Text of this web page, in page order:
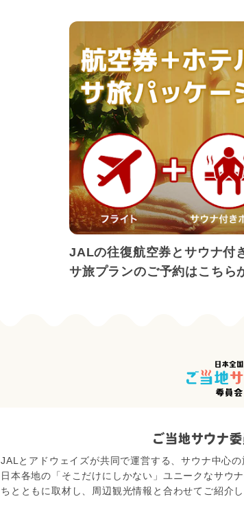
JALの往復航空券とサウナ付
サ旅プランのご予約はこちら
ご当地サウナ
JALとアドウェイズが共同で運営する、サウナ中心
日本各地の「そこだけにしかない」ユニークなサウ
ちとともに取材し、周辺観光情報と合わせてご紹介し